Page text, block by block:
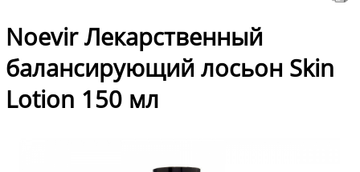
Noevir Лекарственный
балансирующий лосьон Skin
Lotion 150 мл